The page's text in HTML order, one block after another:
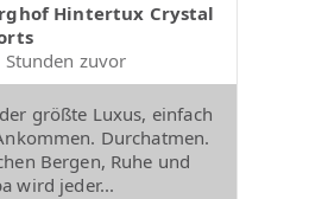
Hintertux Crystal
Stunden zuvor
größte Luxus, einfach
Durchatmen.
Bergen, Ruhe und
wird jeder...